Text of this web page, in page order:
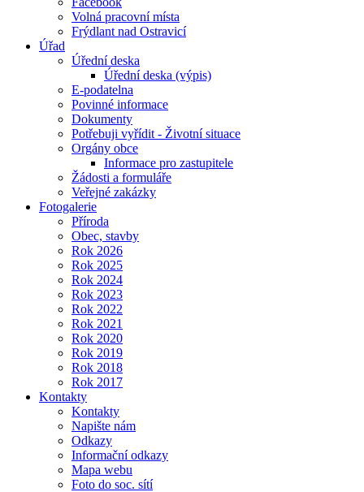
Volná pracovní místa
Frýdlant nad Ostravicí
Úřad
Úřední deska
Úřední deska (výpis)
E-podatelna
Povinné informace
Dokumenty
Potřebuji vyřídit - Životní situace
Orgány obce
Informace pro zastupitele
Žádosti a formuláře
Veřejné zakázky
Fotogalerie
Příroda
Obec, stavby
Rok 2026
Rok 2025
Rok 2024
Rok 2023
Rok 2022
Rok 2021
Rok 2020
Rok 2019
Rok 2018
Rok 2017
Kontakty
Kontakty
Napište nám
Odkazy
Informační odkazy
Mapa webu
Foto do soc. sítí